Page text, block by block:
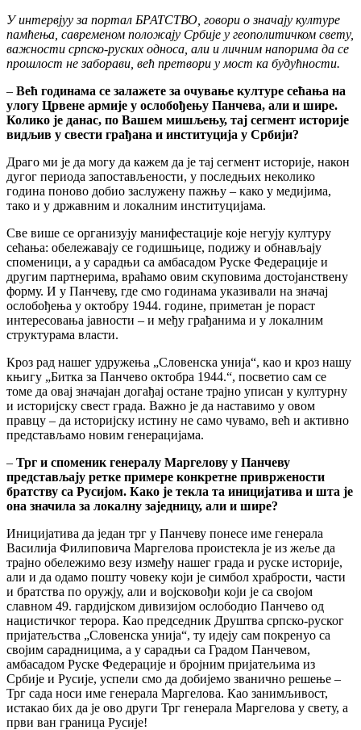
У интервјуу за портал БРАТСТВО, говори о значају културе
памћења, савременом положају Србије у геополитичком свету,
важности српско-руских односа, али и личним напорима да се
прошлост не заборави, већ претвори у мост ка будућности.
– Већ годинама се залажете за очување културе сећања на
улогу Црвене армије у ослобођењу Панчева, али и шире.
Колико је данас, по Вашем мишљењу, тај сегмент историје
видљив у свести грађана и институција у Србији?
Драго ми је да могу да кажем да је тај сегмент историје, након
дугог периода запостављености, у последњих неколико
година поново добио заслужену пажњу – како у медијима,
тако и у државним и локалним институцијама.
Све више се организују манифестације које негују културу
сећања: обележавају се годишњице, подижу и обнављају
споменици, а у сарадњи са амбасадом Руске Федерације и
другим партнерима, враћамо овим скуповима достојанствену
форму. И у Панчеву, где смо годинама указивали на значај
ослобођења у октобру 1944. године, приметан је пораст
интересовања јавности – и међу грађанима и у локалним
структурама власти.
Кроз рад нашег удружења „Словенска унија“, као и кроз нашу
књигу „Битка за Панчево октобра 1944.“, посветио сам се
томе да овај значајан догађај остане трајно уписан у културну
и историјску свест града. Важно је да наставимо у овом
правцу – да историјску истину не само чувамо, већ и активно
представљамо новим генерацијама.
– Трг и споменик генералу Маргелову у Панчеву
представљају ретке примере конкретне привржености
братству са Русијом. Како је текла та иницијатива и шта је
она значила за локалну заједницу, али и шире?
Иницијатива да један трг у Панчеву понесе име генерала
Василија Филиповича Маргелова проистекла је из жеље да
трајно обележимо везу између нашег града и руске историје,
али и да одамо пошту човеку који је симбол храбрости, части
и братства по оружју, али и војсковођи који је са својом
славном 49. гардијском дивизијом ослободио Панчево од
нацистичког терора. Као председник Друштва српско-руског
пријатељства „Словенска унија“, ту идеју сам покренуо са
својим сарадницима, а у сарадњи са Градом Панчевом,
амбасадом Руске Федерације и бројним пријатељима из
Србије и Русије, успели смо да добијемо званично решење –
Трг сада носи име генерала Маргелова. Као занимљивост,
истакао бих да је ово други Трг генерала Маргелова у свету, а
први ван граница Русије!